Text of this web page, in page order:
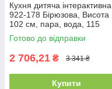
Кухня дитяча інтерактивна
922-178 Бірюзова, Висота
102 см, пара, вода, 115
аксесуарів, звук, світло
Готово до відправки
2 706,21 ₴ 3 341 ₴
Купити